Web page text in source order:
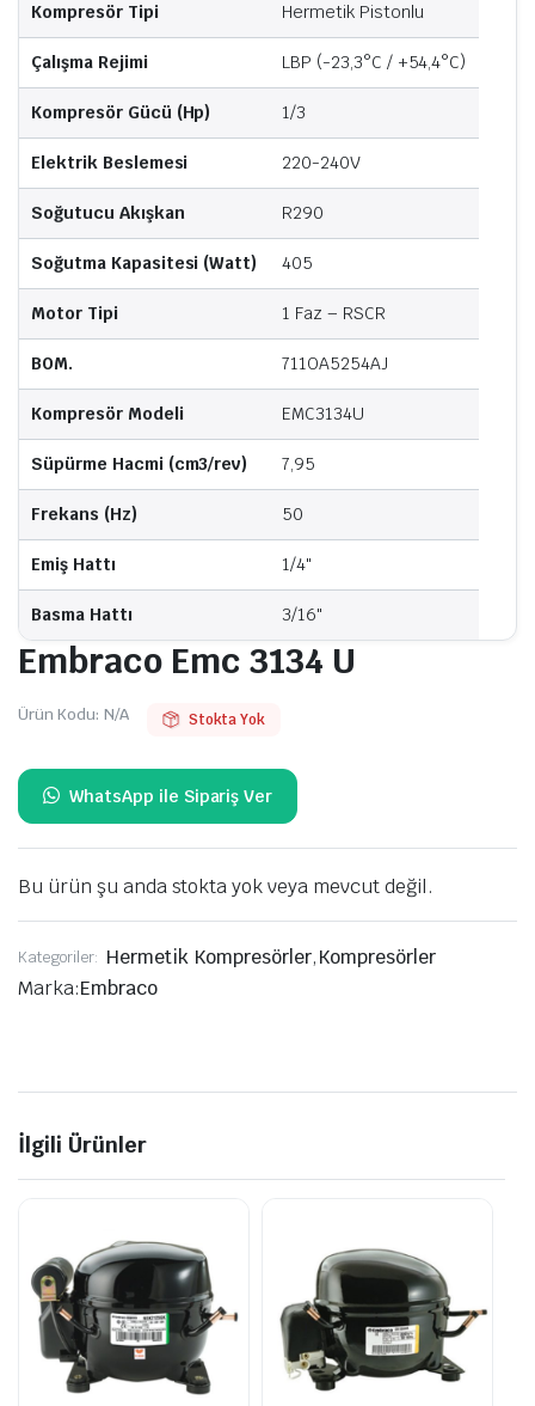
Kompresör Tipi Hermetik Pistonlu
Çalışma Rejimi LBP (-23,3°C / +54,4°C)
Kompresör Gücü (Hp) 1/3
Elektrik Beslemesi 220-240V
Soğutucu Akışkan R290
Soğutma Kapasitesi (Watt) 405
Motor Tipi 1 Faz – RSCR
BOM. 711OA5254AJ
Kompresör Modeli EMC3134U
Süpürme Hacmi (cm3/rev) 7,95
Frekans (Hz) 50
Emiş Hattı 1/4"
Basma Hattı 3/16"
Embraco Emc 3134 U
Ürün Kodu: N/A Stokta Yok
Bu ürün şu anda stokta yok veya mevcut değil.
Kategoriler: Hermetik Kompresörler,Kompresörler
Marka:Embraco
İlgili Ürünler